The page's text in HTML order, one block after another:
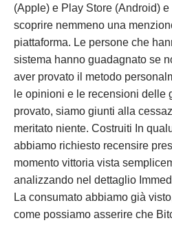
(Apple) e Play Store (Android)
scoprire nemmeno una
piattaforma. Le persone che
sistema hanno guadagnato se
aver provato il metodo
le opinioni e le recensioni delle
provato, siamo giunti alla
meritato niente. Costruiti In
abbiamo richiesto recensire
momento vittoria vista
analizzando nel dettaglio
La consumato abbiamo già
come possiamo asserire che